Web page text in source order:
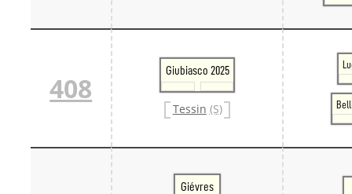
408
Giubiasco 2025
Tessin (S)
Giévres